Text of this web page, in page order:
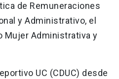
de Remuneraciones
y Administrativo, el
Mujer Administrativa y
UC (CDUC) desde